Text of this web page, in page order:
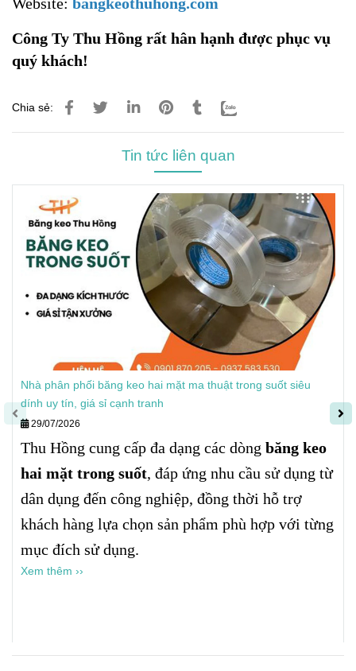
Công Ty Thu Hồng rất hân hạnh được phục vụ
quý khách!
Chia sẻ:
Tin tức liên quan
Nhà phân phối băng keo hai mặt ma thuật trong suốt siêu
dính uy tín, giá sỉ cạnh tranh
29/07/2026
Thu Hồng cung cấp đa dạng các dòng băng keo
hai mặt trong suốt, đáp ứng nhu cầu sử dụng từ
dân dụng đến công nghiệp, đồng thời hỗ trợ
khách hàng lựa chọn sản phẩm phù hợp với từng
mục đích sử dụng.
Xem thêm ››